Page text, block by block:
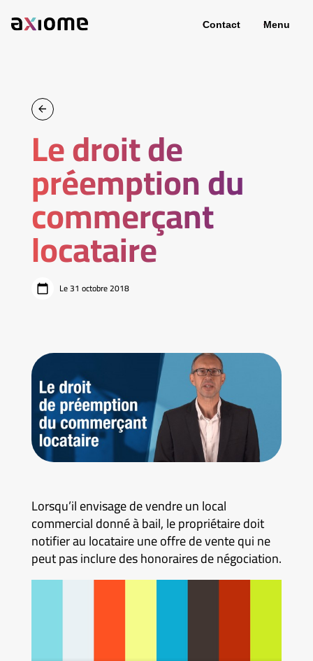
Contact Menu
Le droit de
préemption du
commerçant
locataire
Le 31 octobre 2018
Lorsqu’il envisage de vendre un local
commercial donné à bail, le propriétaire doit
notifier au locataire une offre de vente qui ne
peut pas inclure des honoraires de négociation.